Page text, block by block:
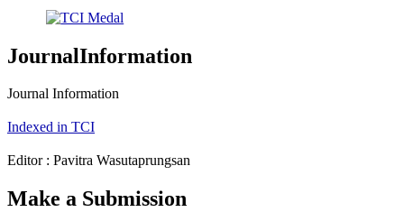
JournalInformation
Journal Information
Indexed in TCI
Editor : Pavitra Wasutaprungsan
Make a Submission